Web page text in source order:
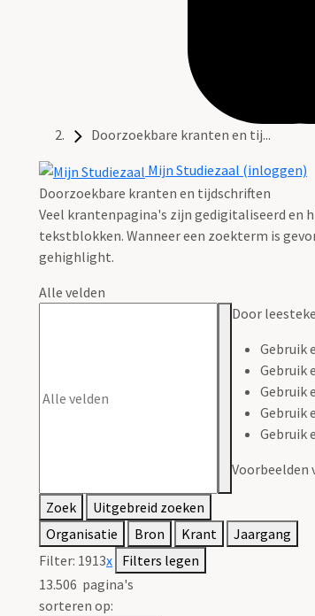
Doorzoekbare kranten en tij...
Mijn Studiezaal (inloggen)
Doorzoekbare kranten en tijdschriften
Veel krantenpagina's zijn gedigitaliseerd en
tekstblokken. Wanneer een zoekterm is
gehighlight.
Alle velden
Door
Gebruik
Gebruik
Gebruik
Gebruik
Gebruik
Voorbeelden
Zoek
Uitgebreid zoeken
Organisatie
Bron Krant
Jaargang
Filter: 1913x Filters legen
13.506 pagina's
sorteren op: